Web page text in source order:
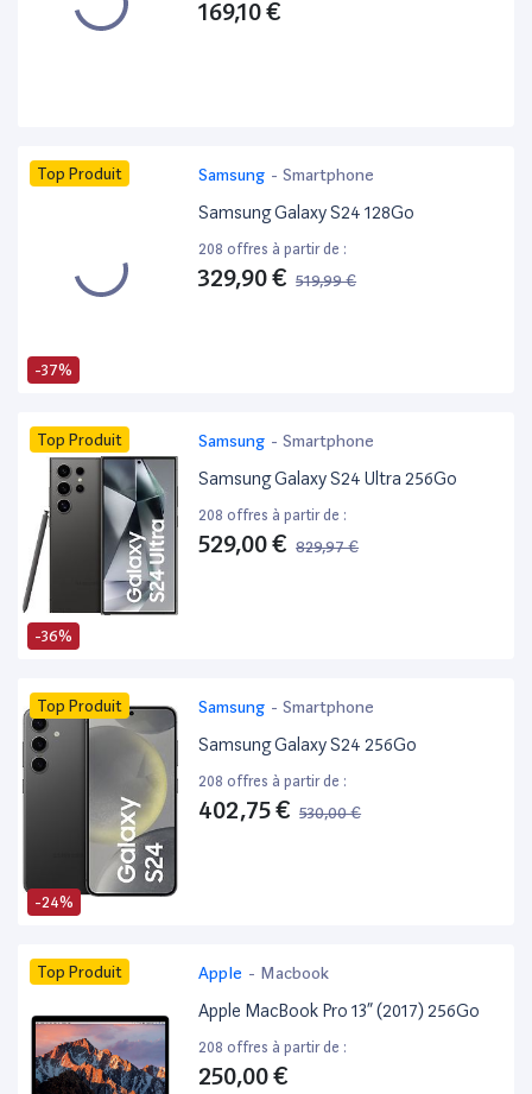
169,10 €
-37%
Top Produit Samsung - Smartphone
Samsung Galaxy S24 128Go
208 offres à partir de :
329,90 € 519,99 €
-36%
Top Produit Samsung - Smartphone
Samsung Galaxy S24 Ultra 256Go
208 offres à partir de :
529,00 € 829,97 €
-24%
Top Produit Samsung - Smartphone
Samsung Galaxy S24 256Go
208 offres à partir de :
402,75 € 530,00 €
Top Produit Apple - Macbook
Apple MacBook Pro 13” (2017) 256Go
208 offres à partir de :
250,00 €